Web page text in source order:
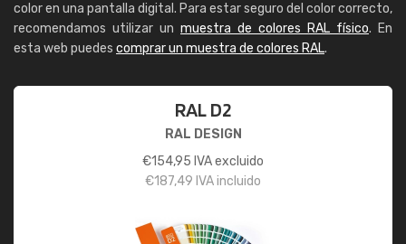
color en una pantalla digital. Para estar seguro del color correcto,
recomendamos utilizar un muestra de colores RAL físico. En
esta web puedes comprar un muestra de colores RAL.
RAL D2
RAL DESIGN
€154,95 IVA excluido
€187,49 IVA incluido